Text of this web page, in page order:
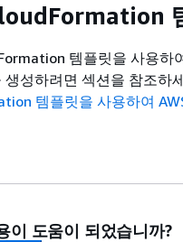
템플릿을 사용하
생성하려면 섹션을 참조하
템플릿을 사용하여
이 도움이 되었습니까?